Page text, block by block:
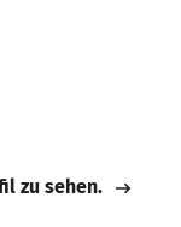
zu sehen.